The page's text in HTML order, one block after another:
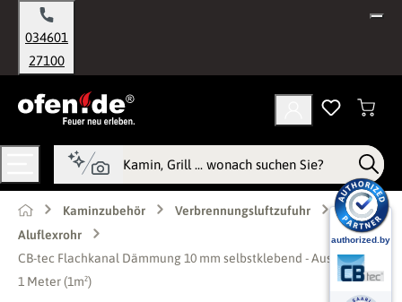
springen
034601
27100
Kaminzubehör
Verbrennungsluftzufuhr
Aluflexrohr
CB-tec Flachkanal Dämmung 10 mm selbstklebend - Ausführung:
1 Meter (1m²)